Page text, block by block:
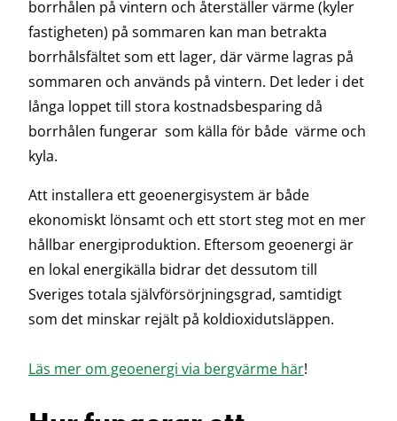
borrhålen på vintern och återställer värme (kyler
fastigheten) på sommaren kan man betrakta
borrhålsfältet som ett lager, där värme lagras på
sommaren och används på vintern. Det leder i det
långa loppet till stora kostnadsbesparing då
borrhålen fungerar som källa för både värme och
kyla.
Att installera ett geoenergisystem är både
ekonomiskt lönsamt och ett stort steg mot en mer
hållbar energiproduktion. Eftersom geoenergi är
en lokal energikälla bidrar det dessutom till
Sveriges totala självförsörjningsgrad, samtidigt
som det minskar rejält på koldioxidutsläppen.
Läs mer om geoenergi via bergvärme här!